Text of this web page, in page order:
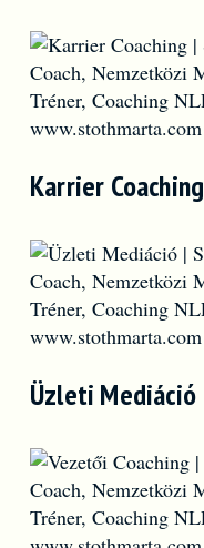
Karrier Coaching
Üzleti Mediáció